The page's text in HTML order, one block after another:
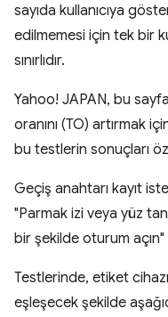
sayıda kullanıcıya
edilmemesi için tek bir
sınırlıdır.
Yahoo! JAPAN, bu
oranını (TO) artırmak
bu testlerin sonuçları
Geçiş anahtarı kayıt
"Parmak izi veya yüz
bir şekilde oturum
Testlerinde, etiket
eşleşecek şekilde